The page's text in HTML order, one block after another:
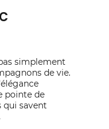
simplement
de vie.
pointe de
qui savent